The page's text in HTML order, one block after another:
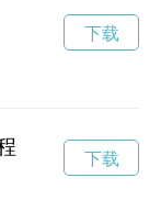
下载
下载